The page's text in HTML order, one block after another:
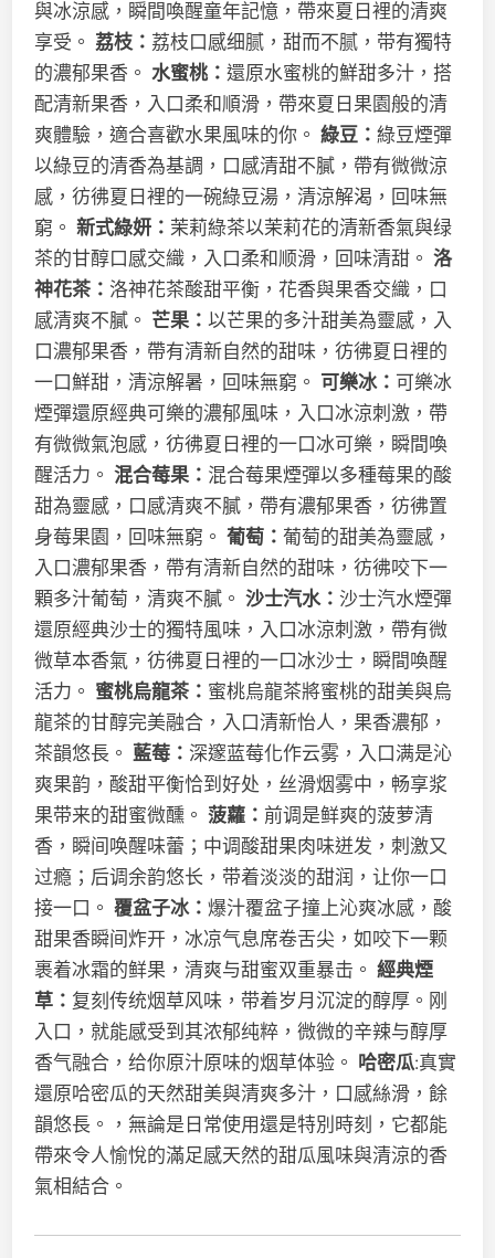
與冰涼感，瞬間喚醒童年記憶，帶來夏日裡的清爽
享受。 荔枝： 荔枝口感细腻，甜而不腻，带有獨特
的濃郁果香。水蜜桃：還原水蜜桃的鮮甜多汁，搭
配清新果香，入口柔和順滑，帶來夏日果園般的清
爽體驗，適合喜歡水果風味的你。綠豆：綠豆煙彈
以綠豆的清香為基調，口感清甜不膩，帶有微微涼
感，彷彿夏日裡的一碗綠豆湯，清涼解渴，回味無
窮。新式綠妍： 茉莉綠茶以茉莉花的清新香氣與绿
茶的甘醇口感交織，入口柔和顺滑，回味清甜。洛
神花茶： 洛神花茶酸甜平衡，花香與果香交織，口
感清爽不膩。 芒果：以芒果的多汁甜美為靈感，入
口濃郁果香，帶有清新自然的甜味，彷彿夏日裡的
一口鮮甜，清涼解暑，回味無窮。 可樂冰： 可樂冰
煙彈還原經典可樂的濃郁風味，入口冰涼刺激，帶
有微微氣泡感，彷彿夏日裡的一口冰可樂，瞬間喚
醒活力。混合莓果： 混合莓果煙彈以多種莓果的酸
甜為靈感，口感清爽不膩，帶有濃郁果香，彷彿置
身莓果園，回味無窮。葡萄：葡萄的甜美為靈感，
入口濃郁果香，帶有清新自然的甜味，彷彿咬下一
顆多汁葡萄，清爽不膩。沙士汽水：沙士汽水煙彈
還原經典沙士的獨特風味，入口冰涼刺激，帶有微
微草本香氣，彷彿夏日裡的一口冰沙士，瞬間喚醒
活力。 蜜桃烏龍茶： 蜜桃烏龍茶將蜜桃的甜美與烏
龍茶的甘醇完美融合，入口清新怡人，果香濃郁，
茶韻悠長。藍莓： 深邃蓝莓化作云雾，入口满是沁
爽果韵，酸甜平衡恰到好处，丝滑烟雾中，畅享浆
果带来的甜蜜微醺。菠蘿： 前调是鲜爽的菠萝清
香，瞬间唤醒味蕾；中调酸甜果肉味迸发，刺激又
过瘾；后调余韵悠长，带着淡淡的甜润，让你一口
接一口。覆盆子冰：爆汁覆盆子撞上沁爽冰感，酸
甜果香瞬间炸开，冰凉气息席卷舌尖，如咬下一颗
裹着冰霜的鲜果，清爽与甜蜜双重暴击。經典煙
草： 复刻传统烟草风味，带着岁月沉淀的醇厚。刚
入口，就能感受到其浓郁纯粹，微微的辛辣与醇厚
香气融合，给你原汁原味的烟草体验。 哈密瓜:真實
還原哈密瓜的天然甜美與清爽多汁，口感絲滑，餘
韻悠長。，無論是日常使用還是特別時刻，它都能
帶來令人愉悅的滿足感天然的甜瓜風味與清涼的香
氣相結合。